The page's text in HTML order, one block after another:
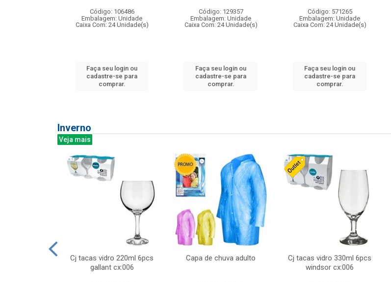
Código: 106486
Embalagem: Unidade
Caixa Com: 24 Unidade(s)
Faça seu login ou
cadastre-se para
comprar.
Código: 129357
Embalagem: Unidade
Caixa Com: 24 Unidade(s)
Faça seu login ou
cadastre-se para
comprar.
Código: 571265
Embalagem: Unidade
Caixa Com: 24 Unidade(s)
Faça seu login ou
cadastre-se para
comprar.
Inverno
Veja mais
Cj tacas vidro 220ml 6pcs
gallant cx:006
Capa de chuva adulto
Cj tacas vidro 330ml 6pcs
windsor cx:006